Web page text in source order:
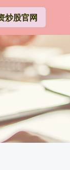
炒股官网